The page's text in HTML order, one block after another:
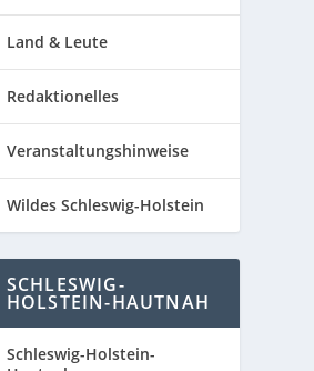
Land & Leute
Redaktionelles
Veranstaltungshinweise
Wildes Schleswig-Holstein
SCHLESWIG-
HOLSTEIN-HAUTNAH
Schleswig-Holstein-